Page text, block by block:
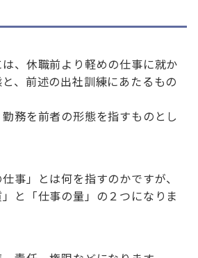
は、休職前より軽めの仕事に就か
、前述の出社訓練にあたるもの
務を前者の形態を指すものとし
事」とは何を指すのかですが、
と「仕事の量」の２つになりま